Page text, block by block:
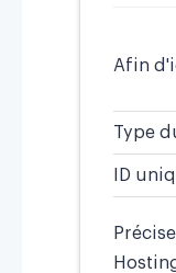
Afin
Type
ID